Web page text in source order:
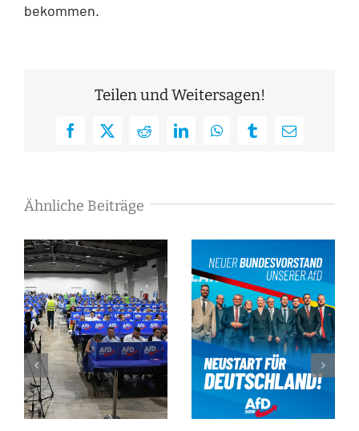
bekommen.
Teilen und Weitersagen!
Facebook
X RedditLinkedInWhatsAppTumblrE-
Ähnliche Beiträge